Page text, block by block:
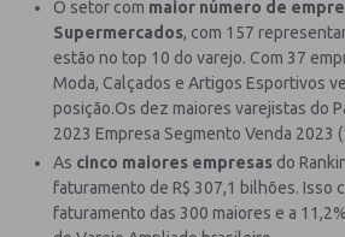
O setor com maior número de
Supermercados, com 157
estão no top 10 do varejo. Com 37
Moda, Calçados e Artigos Esportivos
posição.Os dez maiores varejistas do
2023 Empresa Segmento Venda 2023
As cinco maiores empresas do
faturamento de R$ 307,1 bilhões. Isso
faturamento das 300 maiores e a